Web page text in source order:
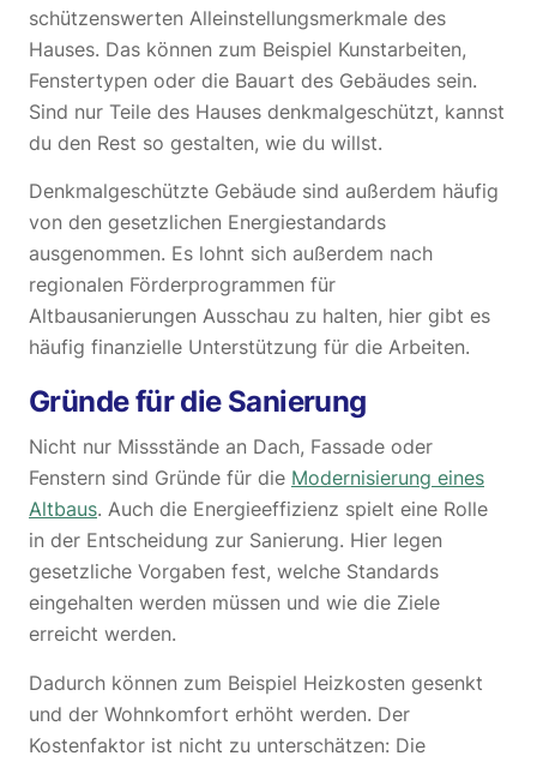
schützenswerten Alleinstellungsmerkmale des
Hauses. Das können zum Beispiel Kunstarbeiten,
Fenstertypen oder die Bauart des Gebäudes sein.
Sind nur Teile des Hauses denkmalgeschützt, kannst
du den Rest so gestalten, wie du willst.
Denkmalgeschützte Gebäude sind außerdem häufig
von den gesetzlichen Energiestandards
ausgenommen. Es lohnt sich außerdem nach
regionalen Förderprogrammen für
Altbausanierungen Ausschau zu halten, hier gibt es
häufig finanzielle Unterstützung für die Arbeiten.
Gründe für die Sanierung
Nicht nur Missstände an Dach, Fassade oder
Fenstern sind Gründe für die Modernisierung eines
Altbaus. Auch die Energieeffizienz spielt eine Rolle
in der Entscheidung zur Sanierung. Hier legen
gesetzliche Vorgaben fest, welche Standards
eingehalten werden müssen und wie die Ziele
erreicht werden.
Dadurch können zum Beispiel Heizkosten gesenkt
und der Wohnkomfort erhöht werden. Der
Kostenfaktor ist nicht zu unterschätzen: Die